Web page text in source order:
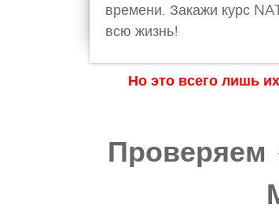
времени. Закажи курс
всю жизнь!
Но это всего лишь
Проверяем